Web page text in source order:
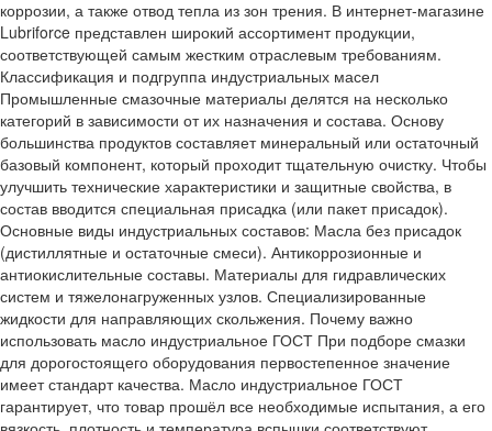
коррозии, а также отвод тепла из зон трения. В интернет-магазине
Lubriforce представлен широкий ассортимент продукции,
соответствующей самым жестким отраслевым требованиям.
Классификация и подгруппа индустриальных масел
Промышленные смазочные материалы делятся на несколько
категорий в зависимости от их назначения и состава. Основу
большинства продуктов составляет минеральный или остаточный
базовый компонент, который проходит тщательную очистку. Чтобы
улучшить технические характеристики и защитные свойства, в
состав вводится специальная присадка (или пакет присадок).
Основные виды индустриальных составов: Масла без присадок
(дистиллятные и остаточные смеси). Антикоррозионные и
антиокислительные составы. Материалы для гидравлических
систем и тяжелонагруженных узлов. Специализированные
жидкости для направляющих скольжения. Почему важно
использовать масло индустриальное ГОСТ При подборе смазки
для дорогостоящего оборудования первостепенное значение
имеет стандарт качества. Масло индустриальное ГОСТ
гарантирует, что товар прошёл все необходимые испытания, а его